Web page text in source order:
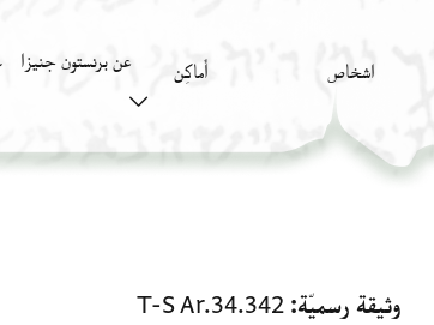
اشخاص أَماكِن عن برنستون جنيزا
وثيقة رسميّة T-S Ar.34.342